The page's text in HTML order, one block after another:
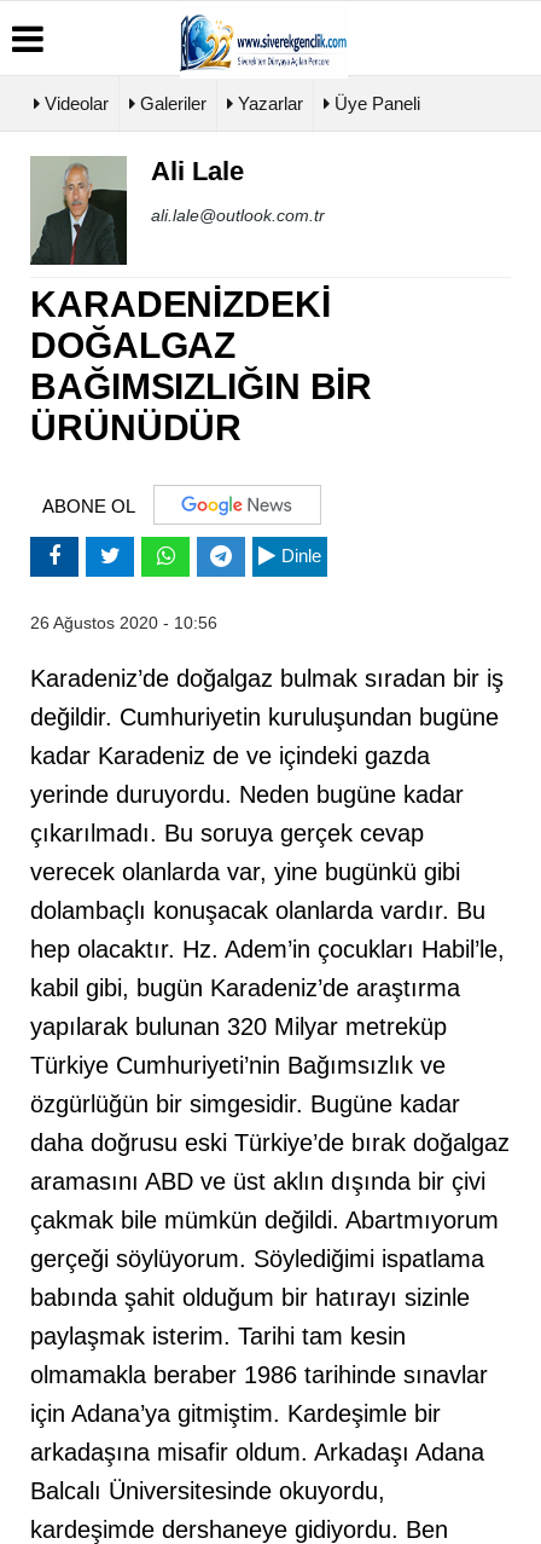
Üye
Paneli
Haber
Arşivi
Günün
Haberleri
Yazarları
Foto
Galeri
Videolar Galeriler Yazarlar Üye Paneli
Ali Lale
ali.lale@outlook.com.tr
KARADENİZDEKİ
DOĞALGAZ
BAĞIMSIZLIĞIN BİR
ÜRÜNÜDÜR
ABONE OL
Dinle
26 Ağustos 2020 - 10:56
Karadeniz’de doğalgaz bulmak sıradan bir iş
değildir. Cumhuriyetin kuruluşundan bugüne
kadar Karadeniz de ve içindeki gazda
yerinde duruyordu. Neden bugüne kadar
çıkarılmadı. Bu soruya gerçek cevap
verecek olanlarda var, yine bugünkü gibi
dolambaçlı konuşacak olanlarda vardır. Bu
hep olacaktır. Hz. Adem’in çocukları Habil’le,
kabil gibi, bugün Karadeniz’de araştırma
yapılarak bulunan 320 Milyar metreküp
Türkiye Cumhuriyeti’nin Bağımsızlık ve
özgürlüğün bir simgesidir. Bugüne kadar
daha doğrusu eski Türkiye’de bırak doğalgaz
aramasını ABD ve üst aklın dışında bir çivi
çakmak bile mümkün değildi. Abartmıyorum
gerçeği söylüyorum. Söylediğimi ispatlama
babında şahit olduğum bir hatırayı sizinle
paylaşmak isterim. Tarihi tam kesin
olmamakla beraber 1986 tarihinde sınavlar
için Adana’ya gitmiştim. Kardeşimle bir
arkadaşına misafir oldum. Arkadaşı Adana
Balcalı Üniversitesinde okuyordu,
kardeşimde dershaneye gidiyordu. Ben